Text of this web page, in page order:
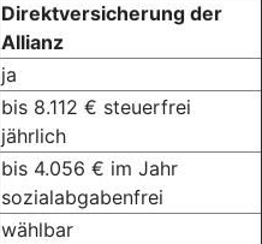
Direktversicherung der
Allianz
ja
bis 8.112 € steuerfrei
jährlich
bis 4.056 € im Jahr
sozialabgabenfrei
wählbar